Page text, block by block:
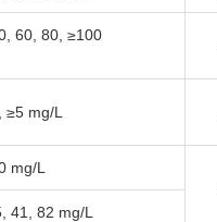
60, 80, ≥100
mg/L
mg/L
41, 82 mg/L